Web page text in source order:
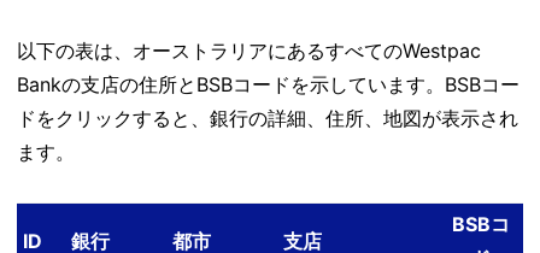
以下の表は、オーストラリアにあるすべてのWestpac
Bankの支店の住所とBSBコードを示しています。BSBコー
ドをクリックすると、銀行の詳細、住所、地図が表示され
ます。
ID 銀行 都市 支店
BSBコ